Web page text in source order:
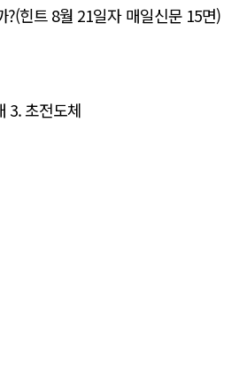
?(힌트 8월 21일자 매일신문 15면)
3. 초전도체